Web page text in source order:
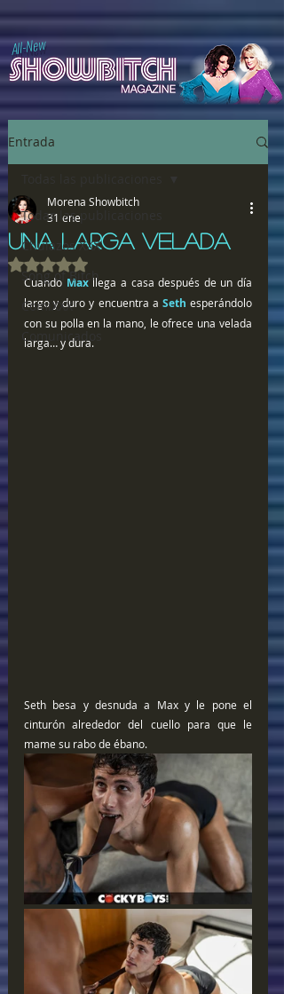
All-New
Entrada
Todas las publicaciones
Chulazos XXX
Song of Bitch
ComiXXX
Comunicados
UNA LARGA VELADA
Morena Showbitch
31 ene
Obtuvo NaN de 5 estrellas.
Cuando Max llega a casa después de un día
largo y duro y encuentra a Seth esperándolo
con su polla en la mano, le ofrece una velada
larga… y dura.
Seth besa y desnuda a Max y le pone el
cinturón alrededor del cuello para que le
mame su rabo de ébano.